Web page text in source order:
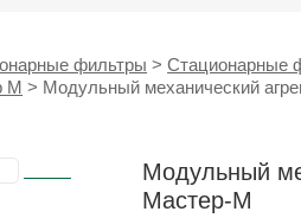
фильтры >Стационарные
М > Модульный механический
Модульный
Мастер-М